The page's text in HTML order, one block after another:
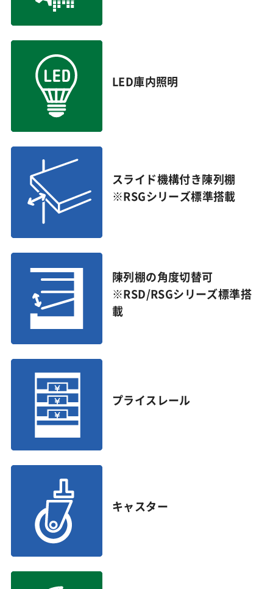
LED庫内照明
スライド機構付き陳列棚
※RSGシリーズ標準搭載
陳列棚の角度切替可
※RSD/RSGシリーズ標準搭
載
プライスレール
キャスター